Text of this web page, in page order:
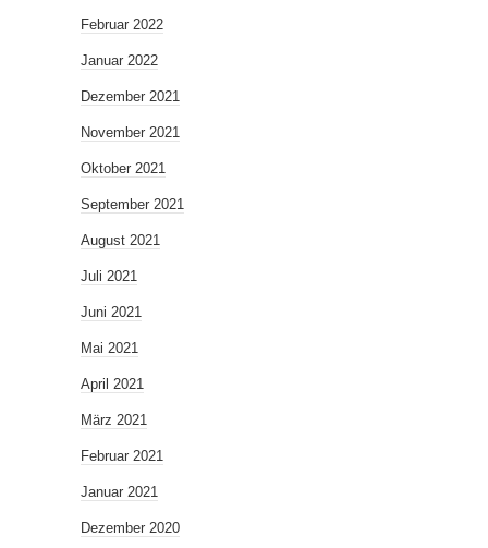
Februar 2022
Januar 2022
Dezember 2021
November 2021
Oktober 2021
September 2021
August 2021
Juli 2021
Juni 2021
Mai 2021
April 2021
März 2021
Februar 2021
Januar 2021
Dezember 2020